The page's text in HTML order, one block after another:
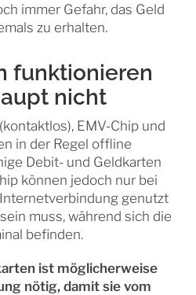
immer Gefahr, das Geld
zu erhalten.
funktionieren
nicht
EMV-Chip und
in der Regel offline
Debit- und Geldkarten
können jedoch nur bei
genutzt
muss, während sich die
befinden.
ist möglicherweise
nötig, damit sie vom